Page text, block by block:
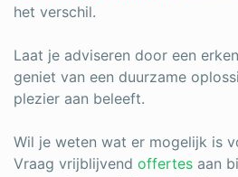
het verschil.
Laat je adviseren door een
geniet van een duurzame
plezier aan beleeft.
Wil je weten wat er mogelijk is
Vraag vrijblijvend offertes aan